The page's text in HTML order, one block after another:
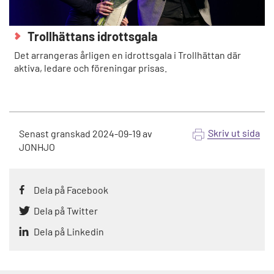
Trollhättans idrottsgala
Det arrangeras årligen en idrottsgala i Trollhättan där
aktiva, ledare och föreningar prisas.
Senast granskad 2024-09-19av
JONHJO
Skriv ut sida
Dela på Facebook
Dela på Twitter
Dela på Linkedin